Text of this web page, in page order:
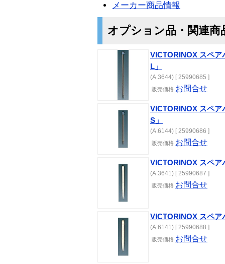
メーカー商品情報
オプション品・関連商
VICTORINOX スペア
L」
(A.3644) [ 25990685 ]
販売価格 お問合せ
VICTORINOX スペア
S」
(A.6144) [ 25990686 ]
販売価格 お問合せ
VICTORINOX スペア
(A.3641) [ 25990687 ]
販売価格 お問合せ
VICTORINOX スペア
(A.6141) [ 25990688 ]
販売価格 お問合せ